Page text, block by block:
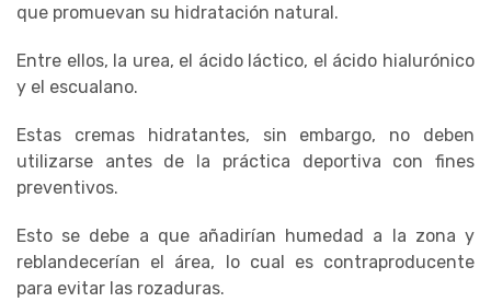
que promuevan su hidratación natural.
Entre ellos, la urea, el ácido láctico, el ácido hialurónico
y el escualano.
Estas cremas hidratantes, sin embargo, no deben
utilizarse antes de la práctica deportiva con fines
preventivos.
Esto se debe a que añadirían humedad a la zona y
reblandecerían el área, lo cual es contraproducente
para evitar las rozaduras.